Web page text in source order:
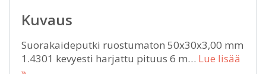
Kuvaus
Suorakaideputki ruostumaton 50x30x3,00 mm
1.4301 kevyesti harjattu pituus 6 m… Lue lisää